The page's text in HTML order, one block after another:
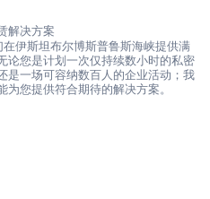
解决方案
伊斯坦布尔博斯普鲁斯海峡提供满
论您是计划一次仅持续数小时的私密
是一场可容纳数百人的企业活动；我
您提供符合期待的解决方案。